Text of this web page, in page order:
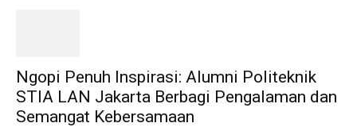
Ngopi Penuh Inspirasi: Alumni Politeknik
STIA LAN Jakarta Berbagi Pengalaman dan
Semangat Kebersamaan